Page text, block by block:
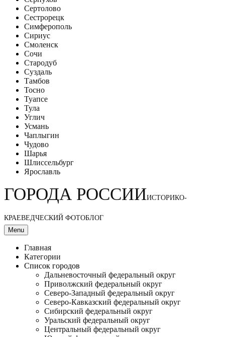
Сертолово
Сестрорецк
Симферополь
Сириус
Смоленск
Сочи
Стародуб
Суздаль
Тамбов
Тосно
Туапсе
Тула
Углич
Усмань
Чаплыгин
Чудово
Шарья
Шлиссельбург
Ярославль
ГОРОДА РОССИИИСТОРИКО-
КРАЕВЕДЧЕСКИЙ ФОТОБЛОГ
Menu
Главная
Категории
Список городов
Дальневосточный федеральный округ
Приволжский федеральный округ
Северо-Западный федеральный округ
Северо-Кавказский федеральный округ
Сибирский федеральный округ
Уральский федеральный округ
Центральный федеральный округ